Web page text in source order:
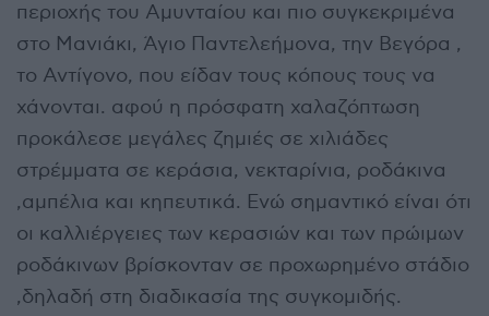
περιοχής του Αμυνταίου και πιο συγκεκριμένα
στο Μανιάκι, Άγιο Παντελεήμονα, την Βεγόρα ,
το Αντίγονο, που είδαν τους κόπους τους να
χάνονται. αφού η πρόσφατη χαλαζόπτωση
προκάλεσε μεγάλες ζημιές σε χιλιάδες
στρέμματα σε κεράσια, νεκταρίνια, ροδάκινα
,αμπέλια και κηπευτικά. Ενώ σημαντικό είναι ότι
οι καλλιέργειες των κερασιών και των πρώιμων
ροδάκινων βρίσκονταν σε προχωρημένο στάδιο
,δηλαδή στη διαδικασία της συγκομιδής.